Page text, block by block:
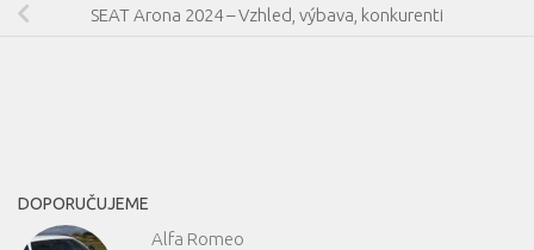
SEAT Arona 2024 – Vzhled, výbava, konkurenti
DOPORUČUJEME
Alfa Romeo